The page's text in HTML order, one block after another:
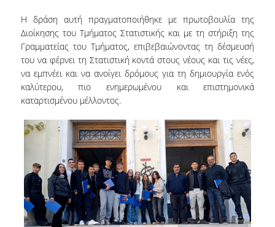
ΜΕΤΑΔΙΔΑΚΤΟΡΕΣ
ΕΠΙΤΙΜΟΙ ΔΙΔΑΚΤΟΡΕΣ
ΜΗΤΡΩΑ ΤΜΗΜΑΤΟΣ
ΑΠΟΧΩΡΗΣΑΝΤΕΣ ΚΑΘΗΓΗΤΕΣ
ΕΜΠΕΙΡΙΑΣ
ΩΡΕΣ ΓΡΑΦΕΙΟΥ
ΠΡΟΠΤΥΧΙΑΚΕΣ ΣΠΟΥΔΕΣ
ΠΡΟΓΡΑΜΜΑ ΣΠΟΥΔΩΝ
Η δράση αυτή πραγματοποιήθηκε με πρωτοβουλία της
Διοίκησης του Τμήματος Στατιστικής και με τη στήριξη της
Γραμματείας του Τμήματος, επιβεβαιώνοντας τη δέσμευσή
του να φέρνει τη Στατιστική κοντά στους νέους και τις νέες,
να εμπνέει και να ανοίγει δρόμους για τη δημιουργία ενός
καλύτερου, πιο ενημερωμένου και επιστημονικά
καταρτισμένου μέλλοντος.